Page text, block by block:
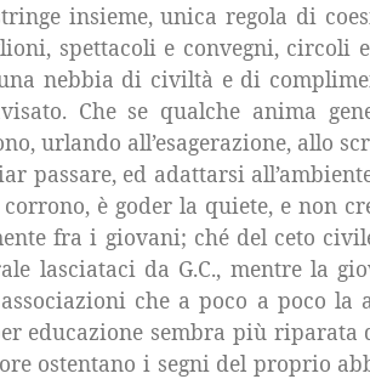
insieme, unica regola di
spettacoli e convegni, circoli
nebbia di civiltà e di
Che se qualche anima
urlando all’esagerazione, allo
passare, ed adattarsi
è goder la quiete, e non
fra i giovani; ché del ceto
lasciataci da G.C., mentre la
che a poco a poco la
educazione sembra più riparata
ostentano i segni del proprio